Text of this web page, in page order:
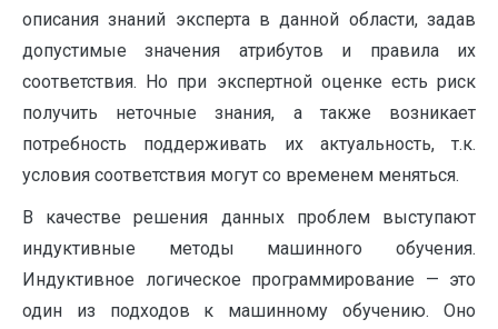
описания знаний эксперта в данной области, задав
допустимые значения атрибутов и правила их
соответствия. Но при экспертной оценке есть риск
получить неточные знания, а также возникает
потребность поддерживать их актуальность, т.к.
условия соответствия могут со временем меняться.
В качестве решения данных проблем выступают
индуктивные методы машинного обучения.
Индуктивное логическое программирование — это
один из подходов к машинному обучению. Оно